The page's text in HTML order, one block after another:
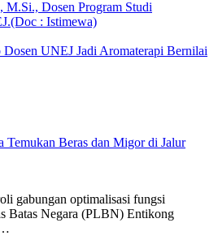
UNEJ Jadi Aromaterapi Bernilai
Temukan Beras dan Migor di Jalur
gabungan optimalisasi fungsi
Batas Negara (PLBN) Entikong